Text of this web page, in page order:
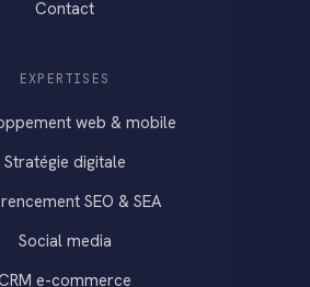
Contact
EXPERTISES
web & mobile
Stratégie digitale
SEO & SEA
Social media
e-commerce